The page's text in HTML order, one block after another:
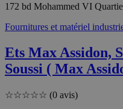
172 bd Mohammed VI
Fournitures et matériel
Ets Max Assidon,
Soussi ( Max
☆☆☆☆☆ (0 avis)